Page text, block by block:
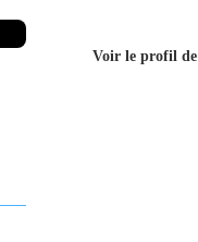
Voir le profil de